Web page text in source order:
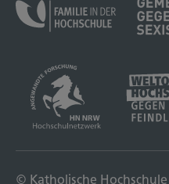
© Katholische